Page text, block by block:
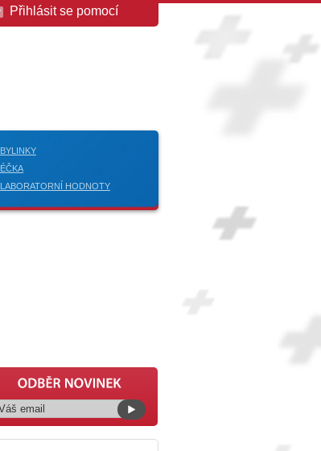
Přihlásit se pomocí
BYLINKY
ÉČKA
LABORATORNÍ HODNOTY